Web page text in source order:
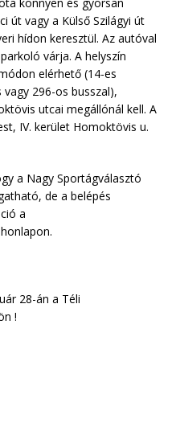
út vagy a Külső Szilágyi út
hídon keresztül. Az autóval
várja. A helyszín
elérhető (14-es
296-os busszal),
utcai megállónál kell. A
IV. kerület Homoktövis u.
a Nagy Sportágválasztó
de a belépés
a
honlapon.
28-án a Téli
!